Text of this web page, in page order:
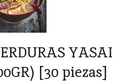
YASAI
[30 piezas]